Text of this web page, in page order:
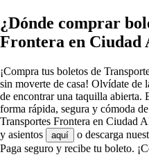
¿Dónde comprar
Frontera en Ciudad
¡Compra tus boletos de
sin moverte de casa! Olvídate
de encontrar una taquilla abierta.
forma rápida, segura y cómoda
Transportes Frontera en Ciudad
y asientos
aquí
o descarga
Paga seguro y recibe tu boleto.